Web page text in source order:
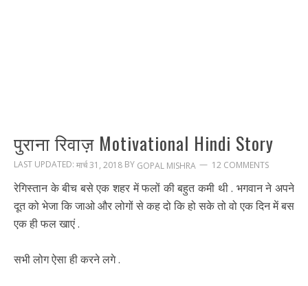
पुराना रिवाज़ Motivational Hindi Story
LAST UPDATED: मार्च 31, 2018 BY GOPAL MISHRA 12 COMMENTS
रेगिस्तान के बीच बसे एक शहर में फलों की बहुत कमी थी . भगवान ने अपने
दूत को भेजा कि जाओ और लोगों से कह दो कि हो सके तो वो एक दिन में बस
एक ही फल खाएं .
सभी लोग ऐसा ही करने लगे .